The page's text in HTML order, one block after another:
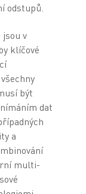
odstupů.
v
klíčové
být
dat
a
multi-